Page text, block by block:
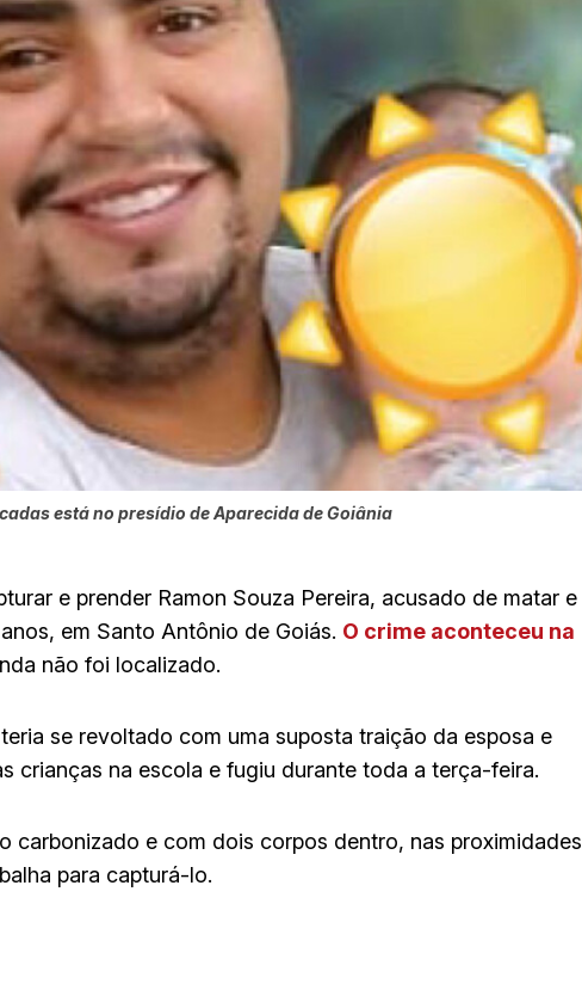
está no presídio de Aparecida de Goiânia
e prender Ramon Souza Pereira, acusado de matar e
em Santo Antônio de Goiás. O crime aconteceu na
não foi localizado.
se revoltado com uma suposta traição da esposa e
crianças na escola e fugiu durante toda a terça-feira.
carbonizado e com dois corpos dentro, nas proximidades
para capturá-lo.